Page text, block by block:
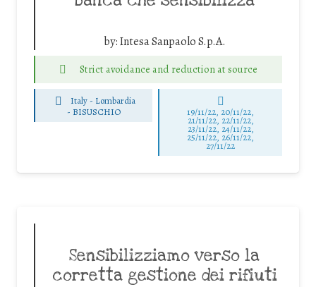
by:Intesa Sanpaolo S.p.A.
Strict avoidance and reduction at source
Italy - Lombardia
- BISUSCHIO 19/11/22, 20/11/22,
21/11/22, 22/11/22,
23/11/22, 24/11/22,
25/11/22, 26/11/22,
27/11/22
Sensibilizziamo verso la
corretta gestione dei rifiuti